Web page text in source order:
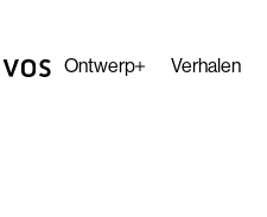
Ontwerp Verhalen